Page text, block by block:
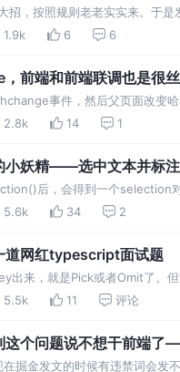
招，按照规则老老实实来。于
没什么可利用的 这个旋
1.9k 6 6
前端和前端联调也是很
事件，然后父页面改变
会导致url很长，而且维护起来也
2.8k 14 1
小妖精——选中文本并标
后，会得到一个selection
基于这一套，服务端只需要存储
5.6k 34 2
道网红typescript面试题
出来，就是Pick或者Omit了。
殊处理。整个流程就是：映射
5.5k 11 评论
这个问题说不想干前端
掘金发文的时候有违禁词会发